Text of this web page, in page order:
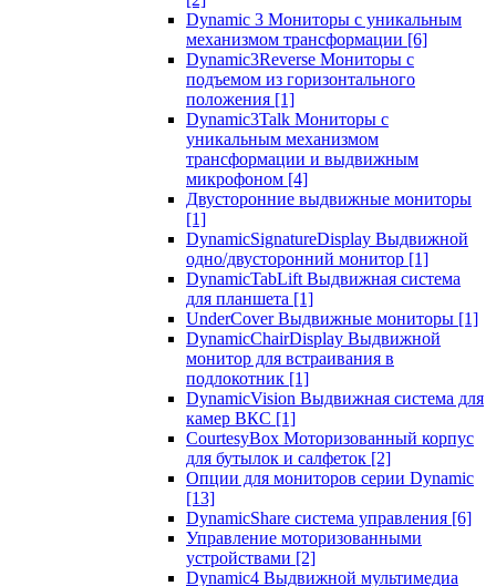
Dynamic 3 Мониторы с уникальным
механизмом трансформации [6]
Dynamic3Reverse Мониторы с
подъемом из горизонтального
положения [1]
Dynamic3Talk Мониторы с
уникальным механизмом
трансформации и выдвижным
микрофоном [4]
Двусторонние выдвижные мониторы
[1]
DynamicSignatureDisplay Выдвижной
одно/двусторонний монитор [1]
DynamicTabLift Выдвижная система
для планшета [1]
UnderCover Выдвижные мониторы [1]
DynamicChairDisplay Выдвижной
монитор для встраивания в
подлокотник [1]
DynamicVision Выдвижная система для
камер ВКС [1]
CourtesyBox Моторизованный корпус
для бутылок и салфеток [2]
Опции для мониторов серии Dynamic
[13]
DynamicShare система управления [6]
Управление моторизованными
устройствами [2]
Dynamic4 Выдвижной мультимедиа